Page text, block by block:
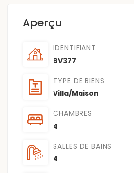
Aperçu
IDENTIFIANT
BV377
TYPE DE BIENS
Villa/Maison
CHAMBRES
4
SALLES DE BAINS
4